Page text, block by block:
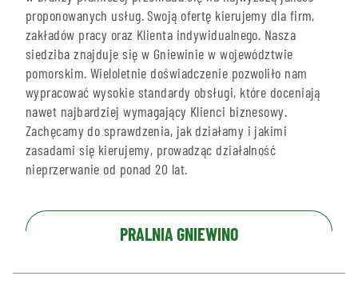
proponowanych usług. Swoją ofertę kierujemy dla firm,
zakładów pracy oraz Klienta indywidualnego. Nasza
siedziba znajduje się w Gniewinie w województwie
pomorskim. Wieloletnie doświadczenie pozwoliło nam
wypracować wysokie standardy obsługi, które doceniają
nawet najbardziej wymagający Klienci biznesowy.
Zachęcamy do sprawdzenia, jak działamy i jakimi
zasadami się kierujemy, prowadząc działalność
nieprzerwanie od ponad 20 lat.
PRALNIA GNIEWINO